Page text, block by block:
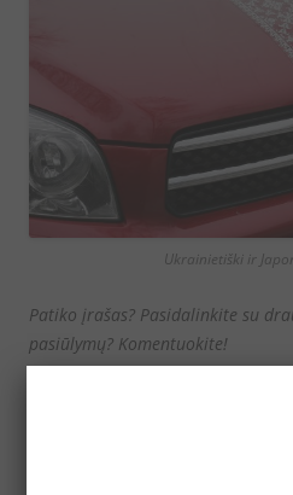
Ukrainietiški ir
Patiko įrašas? Pasidalinkite su
pasiūlymų? Komentuokite!